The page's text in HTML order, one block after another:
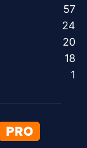
57
24
20
18
1